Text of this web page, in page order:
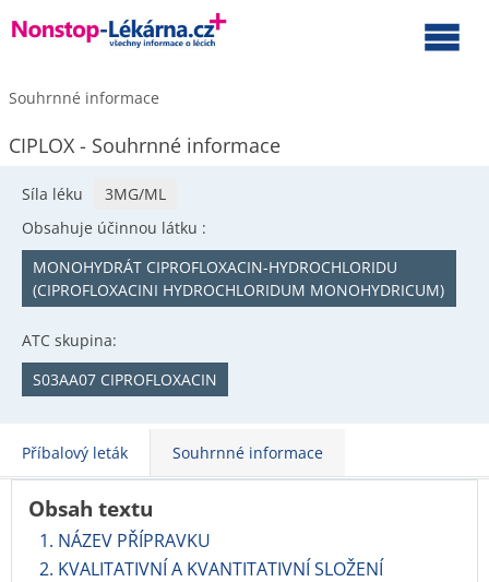
Souhrnné informace
CIPLOX - Souhrnné informace
Síla léku
3MG/ML
Obsahuje účinnou látku :
MONOHYDRÁT CIPROFLOXACIN-HYDROCHLORIDU
(CIPROFLOXACINI HYDROCHLORIDUM MONOHYDRICUM)
ATC skupina:
S03AA07 CIPROFLOXACIN
Příbalový leták Souhrnné informace
Obsah textu
1. NÁZEV PŘÍPRAVKU
2. KVALITATIVNÍ A KVANTITATIVNÍ SLOŽENÍ